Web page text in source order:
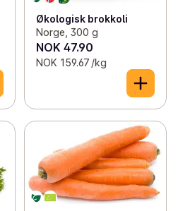
Økologisk brokkoli
Norge, 300 g
NOK 47.90
NOK 159.67 /kg